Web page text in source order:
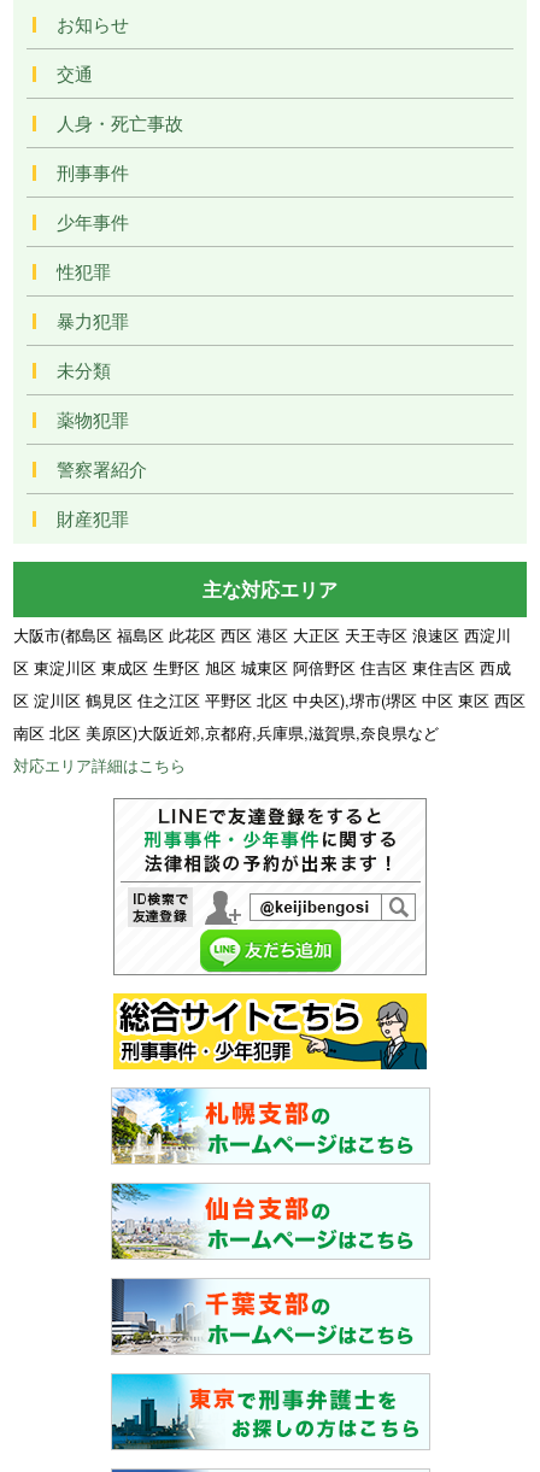
お知らせ
交通
人身・死亡事故
刑事事件
少年事件
性犯罪
暴力犯罪
未分類
薬物犯罪
警察署紹介
財産犯罪
主な対応エリア
大阪市(都島区 福島区 此花区 西区 港区 大正区 天王寺区 浪速区 西淀川
区 東淀川区 東成区 生野区 旭区 城東区 阿倍野区 住吉区 東住吉区 西成
区 淀川区 鶴見区 住之江区 平野区 北区 中央区),堺市(堺区 中区 東区 西区
南区 北区 美原区)大阪近郊,京都府,兵庫県,滋賀県,奈良県など
対応エリア詳細はこちら